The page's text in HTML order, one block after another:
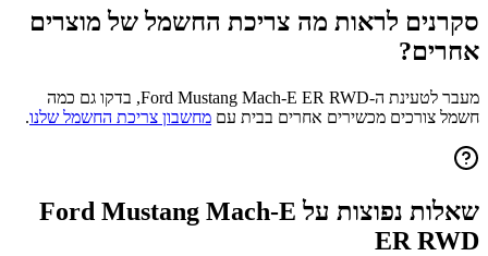
סקרנים לראות מה צריכת החשמל של מוצרים
אחרים?
מעבר לטעינת ה-Ford Mustang Mach-E ER RWD, בדקו גם כמה
חשמל צורכים מכשירים אחרים בבית עם מחשבון צריכת החשמל שלנו.
שאלות נפוצות על Ford Mustang Mach-E
ER RWD